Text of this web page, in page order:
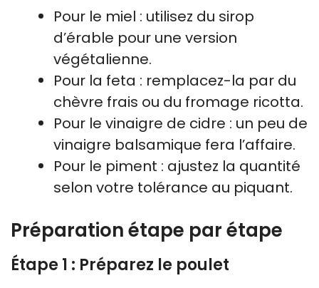
Pour le miel : utilisez du sirop
d’érable pour une version
végétalienne.
Pour la feta : remplacez-la par du
chèvre frais ou du fromage ricotta.
Pour le vinaigre de cidre : un peu de
vinaigre balsamique fera l’affaire.
Pour le piment : ajustez la quantité
selon votre tolérance au piquant.
Préparation étape par étape
Étape 1 : Préparez le poulet